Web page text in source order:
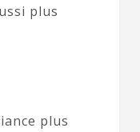
plus
plus